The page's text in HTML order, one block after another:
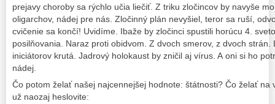
prejavy choroby sa rýchlo učia liečiť. Z triku zločincov by navyše
oligarchov, nádej pre nás. Zločinný plán nevyšiel, teror sa ruší,
cvičenie sa končí! Uvidíme. Ibaže by zločinci spustili horúcu 4.
posilňovania. Naraz proti obidvom. Z dvoch smerov, z dvoch
iniciátorov krutá. Jadrový holokaust by zničil aj vírus. A oni si ho
nádej.
Čo potom želať našej najcennejšej hodnote: štátnosti? Čo želať na
už naozaj heslovite: